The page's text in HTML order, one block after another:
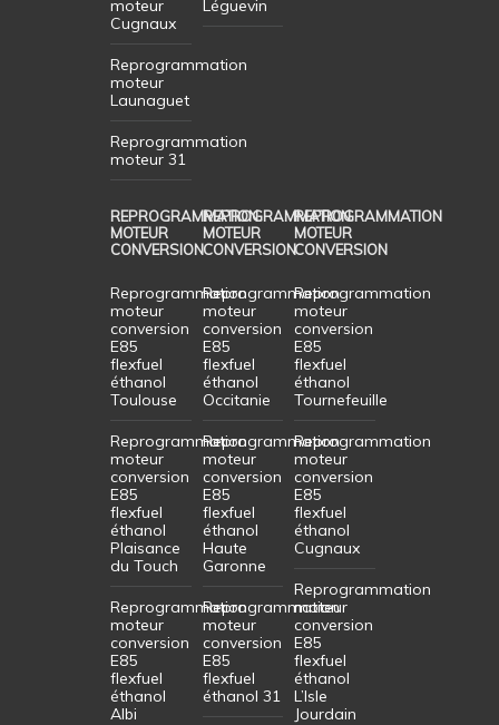
moteur
Cugnaux
Reprogrammation
moteur
Launaguet
Reprogrammation
moteur 31
Léguevin
REPROGRAMMATION
MOTEUR
CONVERSION
Reprogrammation
moteur
conversion
E85
flexfuel
éthanol
Toulouse
Reprogrammation
moteur
conversion
E85
flexfuel
éthanol
Plaisance
du Touch
Reprogrammation
moteur
conversion
E85
flexfuel
éthanol
Albi
REPROGRAMMATION
MOTEUR
CONVERSION
Reprogrammation
moteur
conversion
E85
flexfuel
éthanol
Occitanie
Reprogrammation
moteur
conversion
E85
flexfuel
éthanol
Haute
Garonne
Reprogrammation
moteur
conversion
E85
flexfuel
éthanol 31
REPROGRAMMATION
MOTEUR
CONVERSION
Reprogrammation
moteur
conversion
E85
flexfuel
éthanol
Tournefeuille
Reprogrammation
moteur
conversion
E85
flexfuel
éthanol
Cugnaux
Reprogrammation
moteur
conversion
E85
flexfuel
éthanol
L’Isle
Jourdain